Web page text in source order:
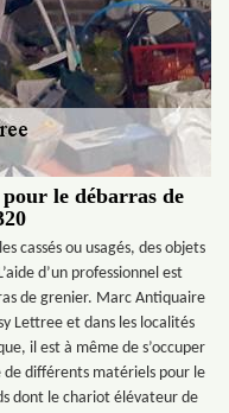
le débarras de
cassés ou usagés, des objets
d’un professionnel est
de grenier. Marc Antiquaire
Lettree et dans les localités
il est à même de s’occuper
de différents matériels pour le
dont le chariot élévateur de